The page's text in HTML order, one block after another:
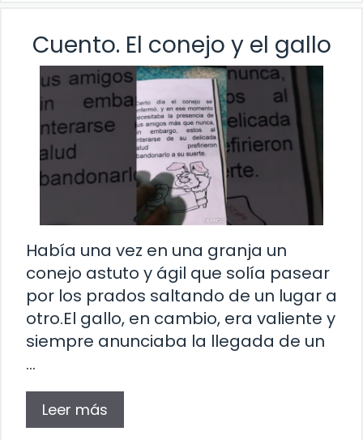
Cuento. El conejo y el gallo
Había una vez en una granja un
conejo astuto y ágil que solía pasear
por los prados saltando de un lugar a
otro.El gallo, en cambio, era valiente y
siempre anunciaba la llegada de un
…
Leer más